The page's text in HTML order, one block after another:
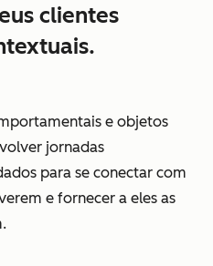
clientes
e objetos
jornadas
para se conectar com
e fornecer a eles as